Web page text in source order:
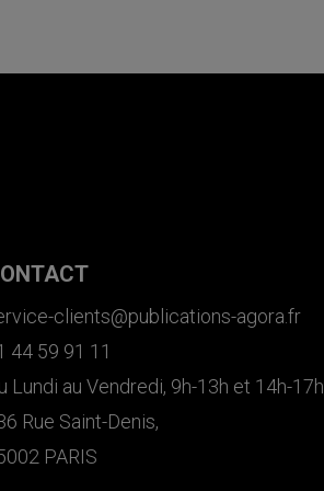
clients@publications-agora.fr
44 59 91 11
Lundi au Vendredi, 9h-13h et 14h-17h
Rue Saint-Denis,
PARIS